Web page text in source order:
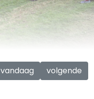
vandaag volgende